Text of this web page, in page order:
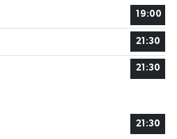
19:00
21:30
21:30
21:30